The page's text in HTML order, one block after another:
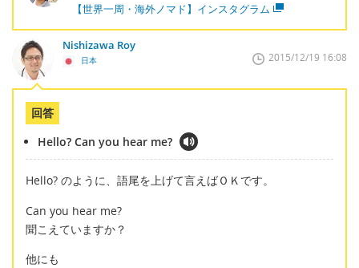
【世界一周・海外ノマド】インスタグラム
Nishizawa Roy
日本 2015/12/19 16:08
回答
Hello? Can you hear me?
Hello? のように、語尾を上げて言えばＯＫです。
Can you hear me?
聞こえていますか？
他にも